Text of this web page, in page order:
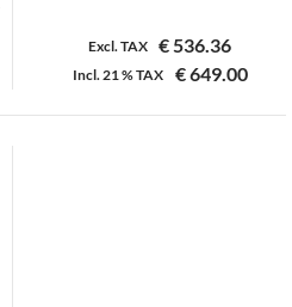
Excl. TAX € 536.36
Incl.21 %TAX €649.00
Dit